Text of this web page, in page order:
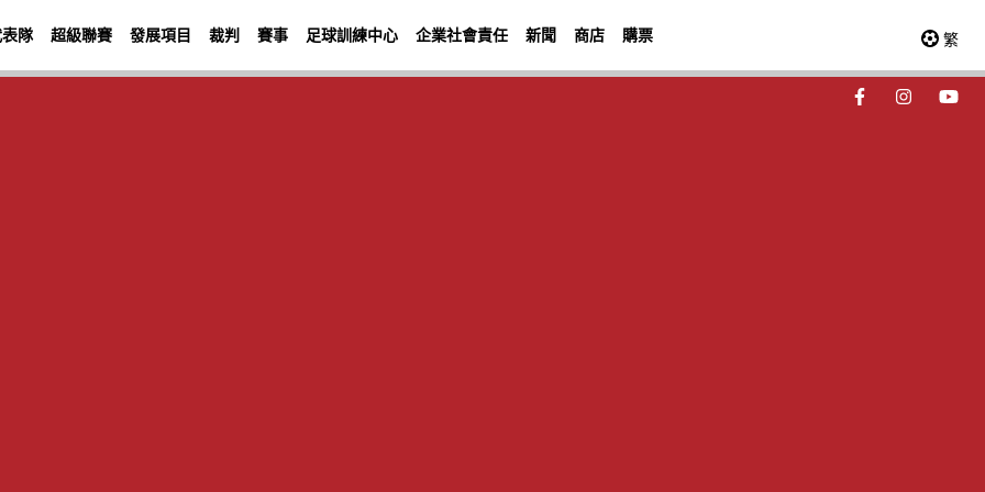
隊 超級聯賽 發展項目 裁判 賽事 足球訓練中心 企業社會責任 新聞 商店 購票 繁